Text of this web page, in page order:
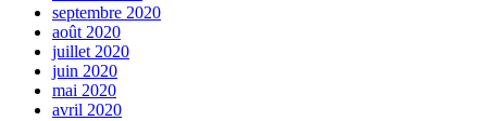
septembre 2020
août 2020
juillet 2020
juin 2020
mai 2020
avril 2020